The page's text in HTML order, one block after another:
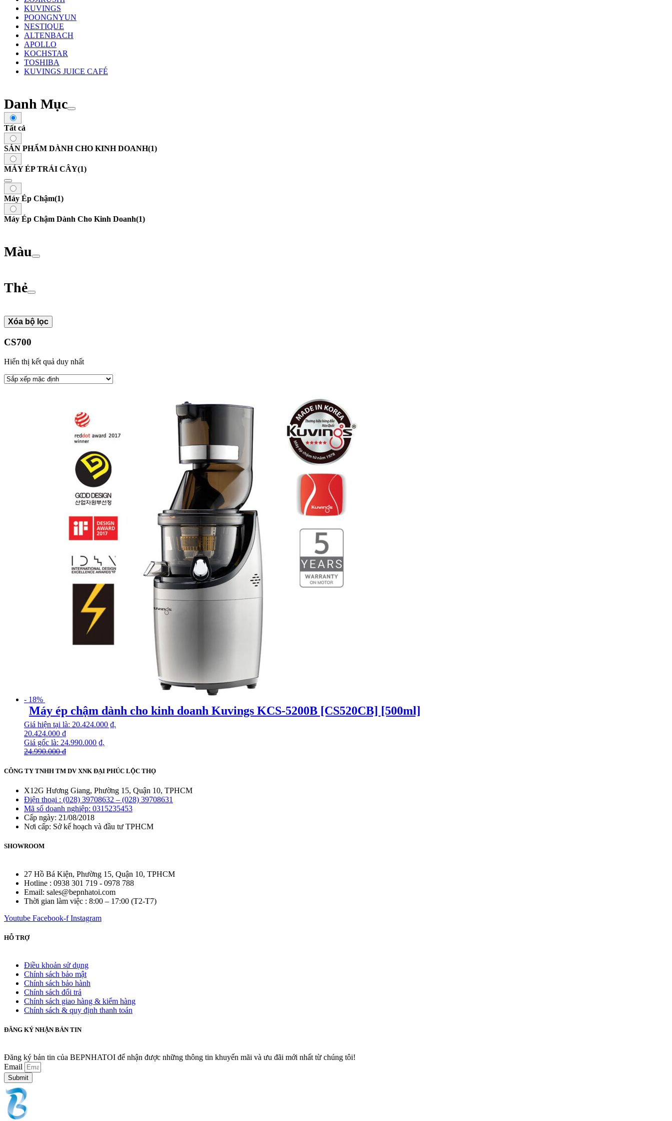
KUVINGS
POONGNYUN
NESTIQUE
ALTENBACH
APOLLO
KOCHSTAR
TOSHIBA
KUVINGS JUICE CAFÉ
Danh Mục
Tất cả
SẢN PHẨM DÀNH CHO KINH DOANH(1)
MÁY ÉP TRÁI CÂY(1)
Máy Ép Chậm(1)
Máy Ép Chậm Dành Cho Kinh Doanh(1)
Màu
Thẻ
Xóa bộ lọc
CS700
Hiển thị kết quả duy nhất
- 18%
Máy ép chậm dành cho kinh doanh Kuvings KCS-5200B [CS520CB] [500ml]
24.990.000₫
Giá gốc là: 24.990.000 ₫.
20.424.000 ₫
Giá hiện tại là: 20.424.000 ₫.
CÔNG TY TNHH TM DV XNK ĐẠI PHÚC LỘC THỌ
X12G Hương Giang, Phường 15, Quận 10, TPHCM
Điện thoại : (028) 39708632 – (028) 39708631
Mã số doanh nghiệp: 0315235453
Cấp ngày: 21/08/2018
Nơi cấp: Sở kế hoạch và đầu tư TPHCM
SHOWROOM
27 Hồ Bá Kiện, Phường 15, Quận 10, TPHCM
Hotline : 0938 301 719 - 0978 788
Email: sales@bepnhatoi.com
Thời gian làm việc : 8:00 – 17:00 (T2-T7)
Youtube Facebook-f Instagram
HỖ TRỢ
Điều khoản sử dụng
Chính sách bảo mật
Chính sách bảo hành
Chính sách đổi trả
Chính sách giao hàng & kiểm hàng
Chính sách & quy định thanh toán
ĐĂNG KÝ NHẬN BẢN TIN
Đăng ký bản tin của BEPNHATOI để nhận được những thông tin khuyến mãi và ưu đãi mới nhất từ chúng tôi!
Email
Submit